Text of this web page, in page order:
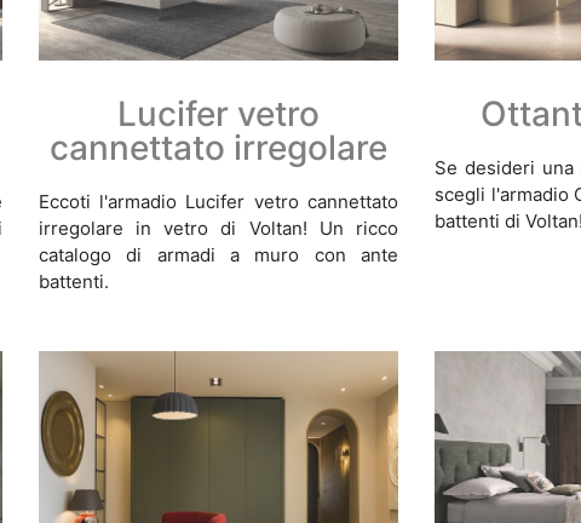
Lucifer vetro
cannettato irregolare
Eccoti l'armadio Lucifer vetro cannettato
irregolare in vetro di Voltan! Un ricco
catalogo di armadi a muro con ante
battenti.
Se desideri una
scegli l'armadio
battenti di Voltan!